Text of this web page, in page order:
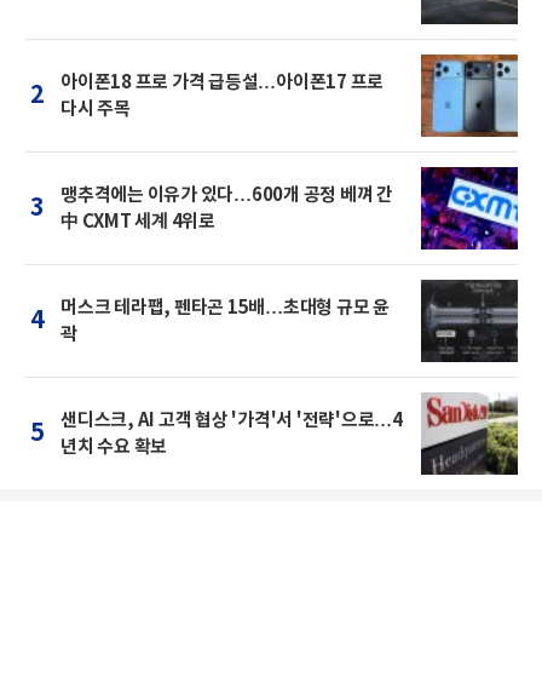
2
아이폰18 프로 가격 급등설…아이폰17 프로
다시 주목
3
맹추격에는 이유가 있다…600개 공정 베껴 간
中 CXMT 세계 4위로
4
머스크 테라팹, 펜타곤 15배…초대형 규모 윤
곽
5
샌디스크, AI 고객 협상 '가격'서 '전략'으로…4
년치 수요 확보